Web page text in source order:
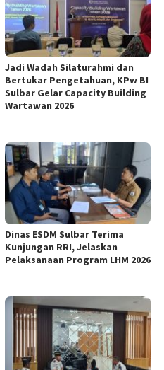
Jadi Wadah Silaturahmi dan
Bertukar Pengetahuan, KPw BI
Sulbar Gelar Capacity Building
Wartawan 2026
Dinas ESDM Sulbar Terima
Kunjungan RRI, Jelaskan
Pelaksanaan Program LHM 2026